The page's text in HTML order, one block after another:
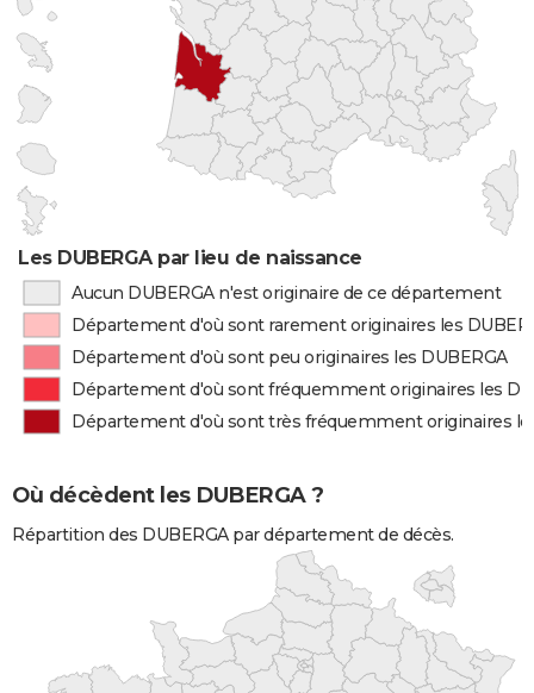
Les DUBERGA par lieu de naissance
Aucun DUBERGA n'est originaire de ce département
Département d'où sont rarement originaires les
Département d'où sont peu originaires les DUBERGA
Département d'où sont fréquemment originaires les
Département d'où sont très fréquemment originaires
Où décèdent les DUBERGA ?
Répartition des DUBERGA par département de décès.